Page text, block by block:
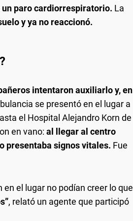
paro cardiorrespiratorio. La
y ya no reaccionó.
intentaron auxiliarlo y, en
se presentó en el lugar a
el Hospital Alejandro Korn de
en vano: al llegar al centro
presentaba signos vitales. Fue
el lugar no podían creer lo que
, relató un agente que participó